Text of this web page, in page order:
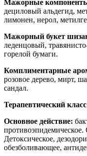
Мажорные
дециловый альдегид,
лимонен, нерол,
Мажорный букет
леденцовый,
горелой бумаги.
Комплиментарные
розовое дерево, мирт,
сандал.
Терапевтический класс
Основное действие:
Детоксическое,
обезболивающее,